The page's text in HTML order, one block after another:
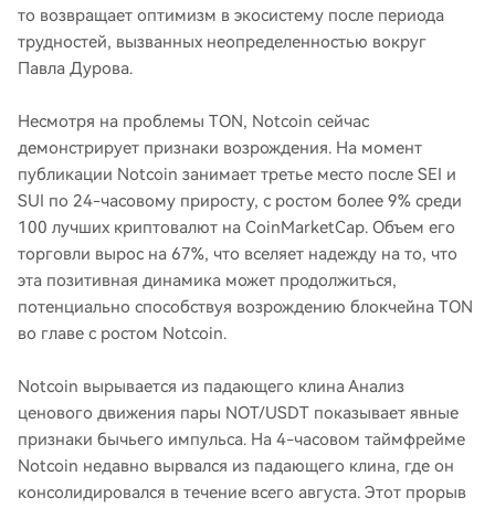
то возвращает оптимизм в экосистему после периода
трудностей, вызванных неопределенностью вокруг
Павла Дурова.
Несмотря на проблемы TON, Notcoin сейчас
демонстрирует признаки возрождения. На момент
публикации Notcoin занимает третье место после SEI и
SUI по 24-часовому приросту, с ростом более 9% среди
100 лучших криптовалют на CoinMarketCap. Объем его
торговли вырос на 67%, что вселяет надежду на то, что
эта позитивная динамика может продолжиться,
потенциально способствуя возрождению блокчейна TON
во главе с ростом Notcoin.
Notcoin вырывается из падающего клина Анализ
ценового движения пары NOT/USDT показывает явные
признаки бычьего импульса. На 4-часовом таймфрейме
Notcoin недавно вырвался из падающего клина, где он
консолидировался в течение всего августа. Этот прорыв